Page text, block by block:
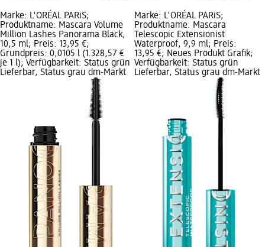
Marke: L'ORÉAL PARiS;
Produktname: Mascara Volume
Million Lashes Panorama Black,
10,5 ml; Preis: 13,95 €;
Grundpreis: 0,0105 l (1.328,57 €
je 1 l); Verfügbarkeit: Status grün
Lieferbar, Status grau dm-Markt
Marke: L'ORÉAL PARiS;
Produktname: Mascara
Telescopic Extensionist
Waterproof, 9,9 ml; Preis:
13,95 €; Neues Produkt Grafik;
Verfügbarkeit: Status grün
Lieferbar, Status grau dm-Markt